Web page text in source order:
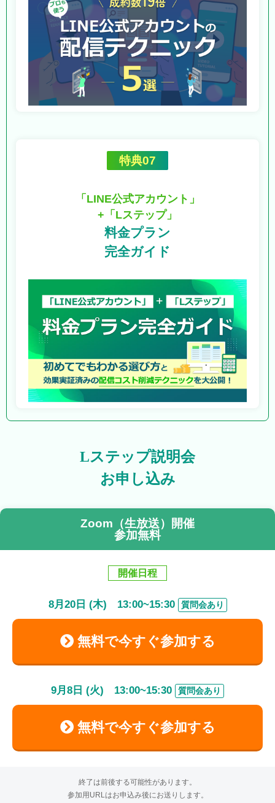
特典07
「LINE公式アカウント」
+「Lステップ」
料金プラン
完全ガイド
Lステップ説明会
お申し込み
Zoom（生放送）開催
参加無料
開催日程
8月 20日 (木) 13:00~15:30 質問会あり
無料で今すぐ参加する
9月 8 日 (火) 13:00~15:30 質問会あり
無料で今すぐ参加する
終了は前後する可能性があります。
参加用URLはお申込み後にお送りします。